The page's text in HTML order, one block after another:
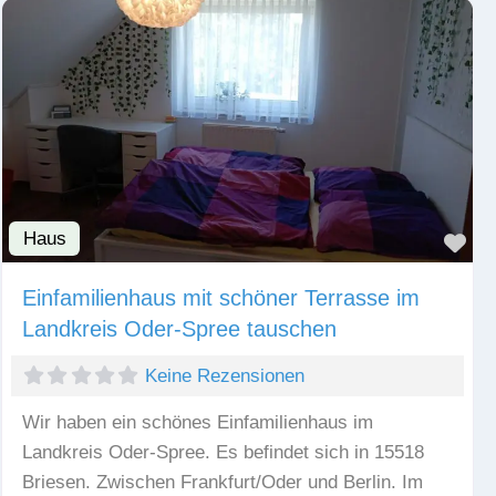
Haus
Einfamilienhaus mit schöner Terrasse im
Landkreis Oder-Spree tauschen
Keine Rezensionen
Wir haben ein schönes Einfamilienhaus im
Landkreis Oder-Spree. Es befindet sich in 15518
Briesen. Zwischen Frankfurt/Oder und Berlin. Im